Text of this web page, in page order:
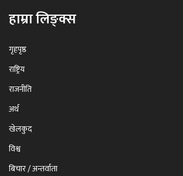
हाम्रा लिङ्क्स
गृहपृष्ठ
राष्ट्रिय
राजनीति
अर्थ
खेलकुद
विश्व
बिचार / अन्तर्वाता